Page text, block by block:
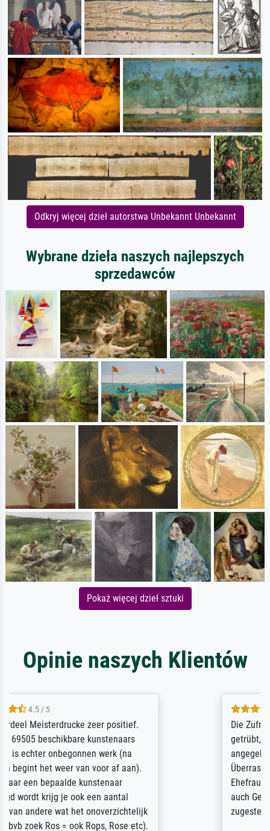
Odkryj więcej dzieł autorstwa Unbekannt Unbekannt
Wybrane dzieła naszych najlepszych
sprzedawców
Pokaż więcej dzieł sztuki
Opinie naszych Klientów
Die Zufriedenheit ist auch nicht dadurch
getrübt, dass das Bild entgegen einer
angegebenen Lieferanschrift (sollte eine
Überraschung für die normannische
Ehefrau sein zum Hochzeits- gleichzeitig
auch Geburtstag sein) doch nach zu Hause
zugestellt wurde.